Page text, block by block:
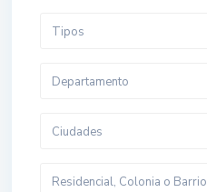
Tipos
Departamento
Ciudades
Residencial, Colonia o Barrio